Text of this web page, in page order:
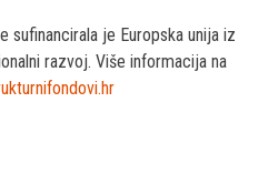
sufinancirala je Europska unija iz
razvoj. Više informacija na